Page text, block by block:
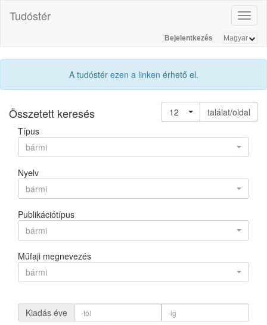
Tudóstér
Bejelentkezés
A tudóstér ezen a linken érhető el.
Összetett keresés 12
találat/oldal
Típus
bármi
Nyelv
bármi
Publikációtípus
bármi
Műfaji megnevezés
bármi
Kiadás éve